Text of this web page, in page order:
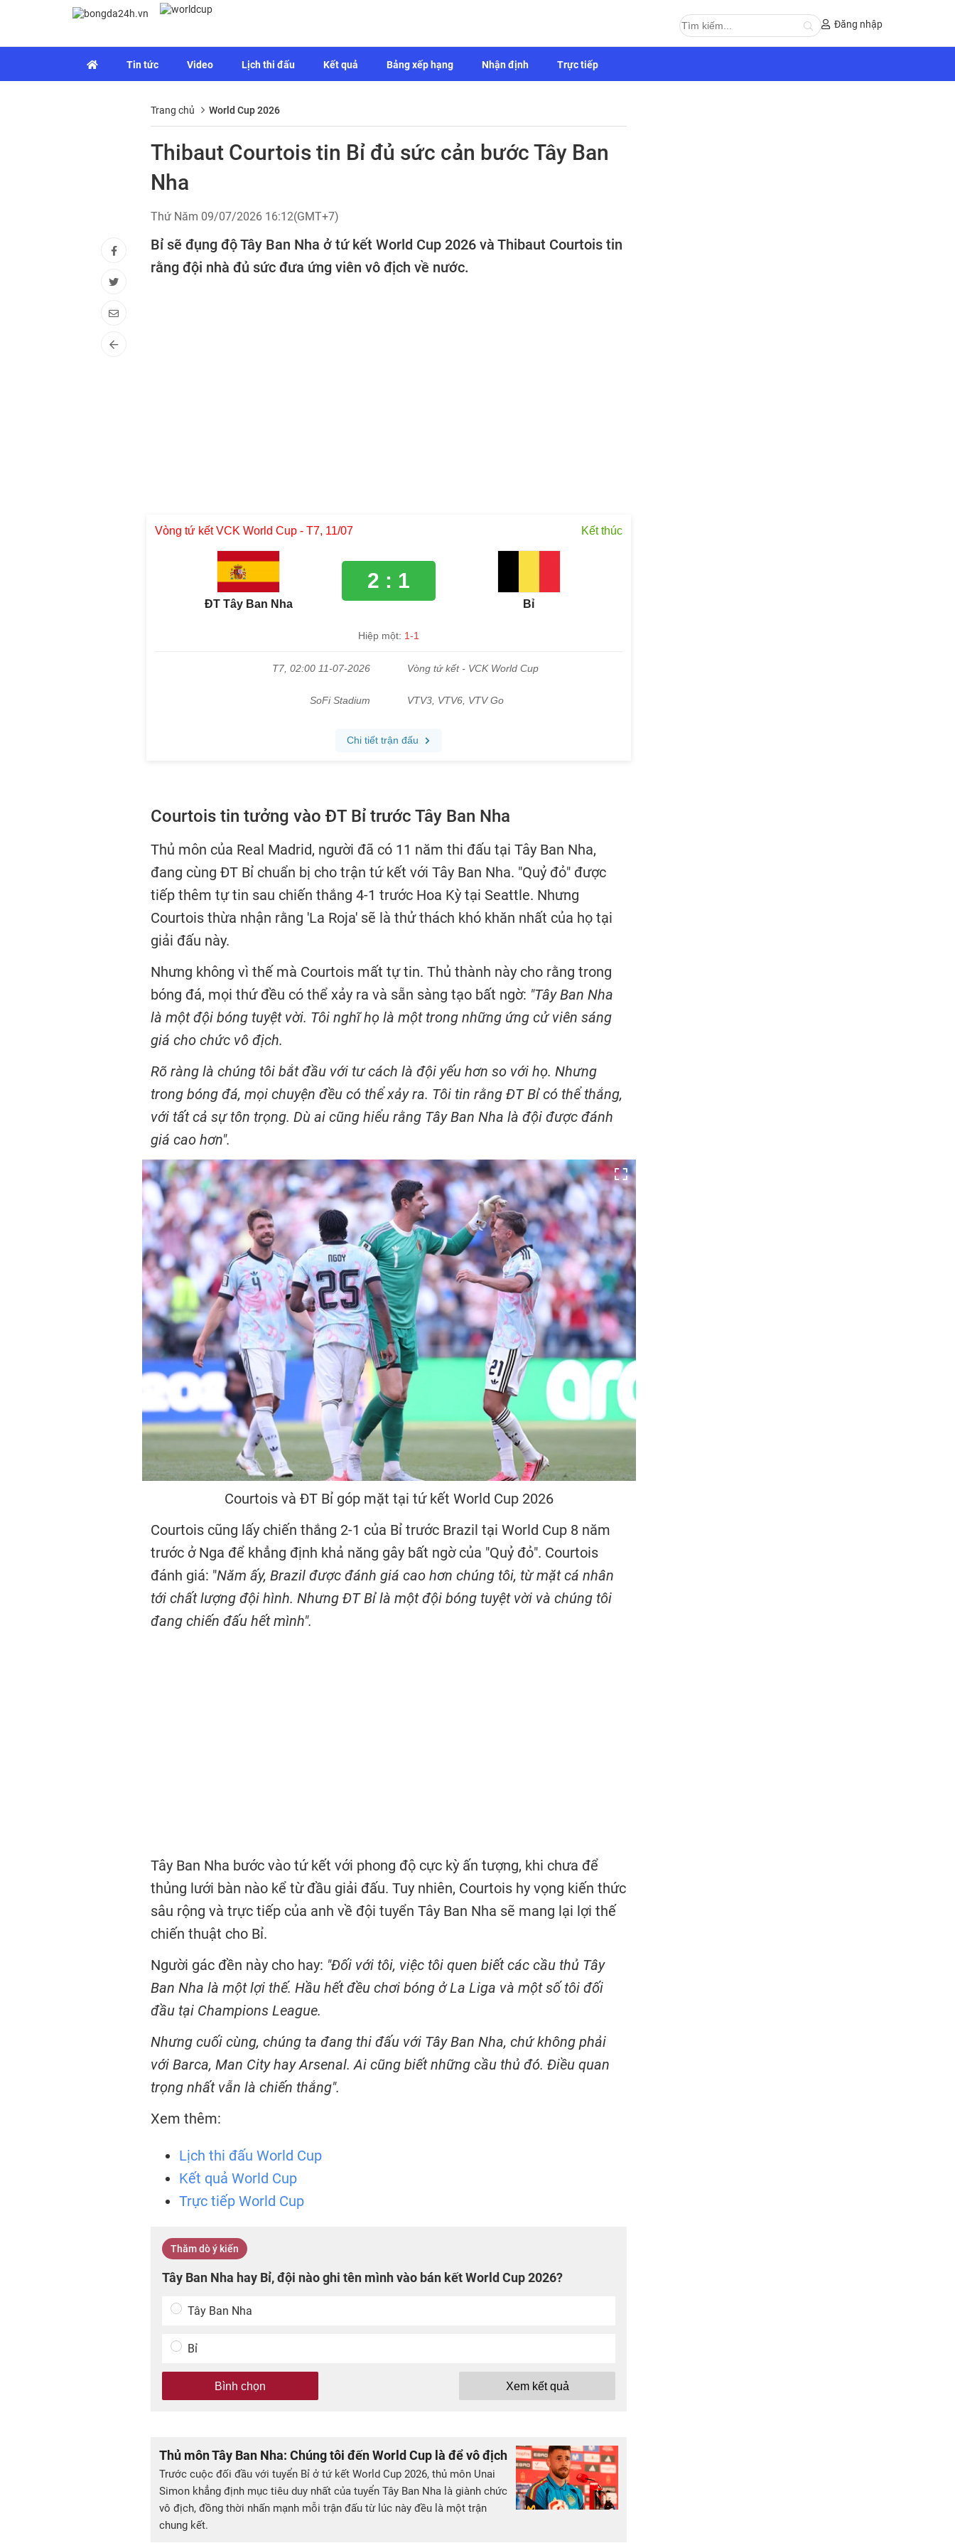
Đăng nhập
Tin tức Video Lịch thi đấu Kết quả Bảng xếp hạng Nhận định Trực tiếp
Trang chủ World Cup 2026
Thibaut Courtois tin Bỉ đủ sức cản bước Tây Ban
Nha
Thứ Năm 09/07/2026 16:12(GMT+7)
Bỉ sẽ đụng độ Tây Ban Nha ở tứ kết World Cup 2026 và Thibaut Courtois tin
rằng đội nhà đủ sức đưa ứng viên vô địch về nước.
Courtois tin tưởng vào ĐT Bỉ trước Tây Ban Nha
Thủ môn của Real Madrid, người đã có 11 năm thi đấu tại Tây Ban Nha,
đang cùng ĐT Bỉ chuẩn bị cho trận tứ kết với Tây Ban Nha. "Quỷ đỏ" được
tiếp thêm tự tin sau chiến thắng 4-1 trước Hoa Kỳ tại Seattle. Nhưng
Courtois thừa nhận rằng 'La Roja' sẽ là thử thách khó khăn nhất của họ tại
giải đấu này.
Nhưng không vì thế mà Courtois mất tự tin. Thủ thành này cho rằng trong
bóng đá, mọi thứ đều có thể xảy ra và sẵn sàng tạo bất ngờ: "Tây Ban Nha
là một đội bóng tuyệt vời. Tôi nghĩ họ là một trong những ứng cử viên sáng
giá cho chức vô địch.
Rõ ràng là chúng tôi bắt đầu với tư cách là đội yếu hơn so với họ. Nhưng
trong bóng đá, mọi chuyện đều có thể xảy ra. Tôi tin rằng ĐT Bỉ có thể thắng,
với tất cả sự tôn trọng. Dù ai cũng hiểu rằng Tây Ban Nha là đội được đánh
giá cao hơn".
Courtois và ĐT Bỉ góp mặt tại tứ kết World Cup 2026
Courtois cũng lấy chiến thắng 2-1 của Bỉ trước Brazil tại World Cup 8 năm
trước ở Nga để khẳng định khả năng gây bất ngờ của "Quỷ đỏ". Courtois
đánh giá: "Năm ấy, Brazil được đánh giá cao hơn chúng tôi, từ mặt cá nhân
tới chất lượng đội hình. Nhưng ĐT Bỉ là một đội bóng tuyệt vời và chúng tôi
đang chiến đấu hết mình".
Tây Ban Nha bước vào tứ kết với phong độ cực kỳ ấn tượng, khi chưa để
thủng lưới bàn nào kể từ đầu giải đấu. Tuy nhiên, Courtois hy vọng kiến ​​thức
sâu rộng và trực tiếp của anh về đội tuyển Tây Ban Nha sẽ mang lại lợi thế
chiến thuật cho Bỉ.
Người gác đền này cho hay: "Đối với tôi, việc tôi quen biết các cầu thủ Tây
Ban Nha là một lợi thế. Hầu hết đều chơi bóng ở La Liga và một số tôi đối
đầu tại Champions League.
Nhưng cuối cùng, chúng ta đang thi đấu với Tây Ban Nha, chứ không phải
với Barca, Man City hay Arsenal. Ai cũng biết những cầu thủ đó. Điều quan
trọng nhất vẫn là chiến thắng".
Xem thêm:
Lịch thi đấu World Cup
Kết quả World Cup
Trực tiếp World Cup
Thăm dò ý kiến
Tây Ban Nha hay Bỉ, đội nào ghi tên mình vào bán kết World Cup 2026?
Tây Ban Nha
Bỉ
Bình chọn Xem kết quả
Thủ môn Tây Ban Nha: Chúng tôi đến World Cup là để vô địch
Trước cuộc đối đầu với tuyển Bỉ ở tứ kết World Cup 2026, thủ môn Unai
Simon khẳng định mục tiêu duy nhất của tuyển Tây Ban Nha là giành chức
vô địch, đồng thời nhấn mạnh mỗi trận đấu từ lúc này đều là một trận
chung kết.